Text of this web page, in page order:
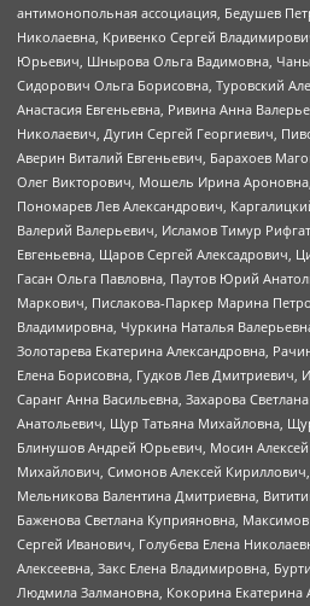
антимонопольная ассоциация, Бедушев
Николаевна, Кривенко Сергей
Юрьевич, Шнырова Ольга Вадимовна,
Сидорович Ольга Борисовна, Туровский
Анастасия Евгеньевна, Ривина Анна
Николаевич, Дугин Сергей Георгиевич,
Аверин Виталий Евгеньевич, Барахоев
Олег Викторович, Мошель Ирина
Пономарев Лев Александрович,
Валерий Валерьевич, Исламов Тимур
Евгеньевна, Щаров Сергей Алексадрович,
Гасан Ольга Павловна, Паутов Юрий
Маркович, Пислакова-Паркер Марина
Владимировна, Чуркина Наталья
Золотарева Екатерина Александровна,
Елена Борисовна, Гудков Лев
Саранг Анна Васильевна, Захарова
Анатольевич, Щур Татьяна Михайловна,
Блинушов Андрей Юрьевич, Мосин Алексей
Михайлович, Симонов Алексей
Мельникова Валентина Дмитриевна,
Баженова Светлана Куприяновна,
Сергей Иванович, Голубева Елена
Алексеевна, Закс Елена Владимировна,
Людмила Залмановна, Кокорина Екатерина